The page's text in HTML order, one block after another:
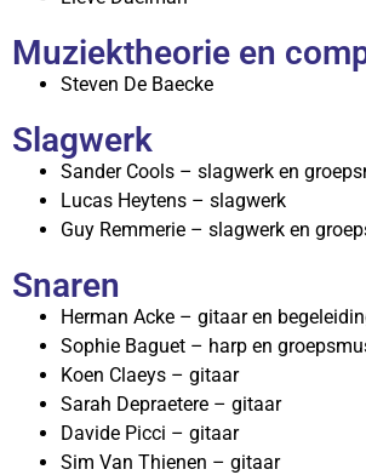
Muziektheorie en
Steven De Baecke
Slagwerk
Sander Cools – slagwerk en
Lucas Heytens – slagwerk
Guy Remmerie – slagwerk en
Snaren
Herman Acke – gitaar en
Sophie Baguet – harp en
Koen Claeys – gitaar
Sarah Depraetere – gitaar
Davide Picci – gitaar
Sim Van Thienen – gitaar